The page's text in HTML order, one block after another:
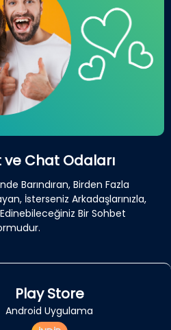
Chat Odaları
Barındıran, Birden Fazla
İsterseniz Arkadaşlarınızla,
Bir Sohbet
Play Store
Android Uygulama